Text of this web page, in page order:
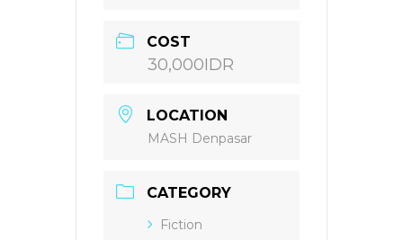
COST
30,000IDR
LOCATION
MASH Denpasar
CATEGORY
Fiction